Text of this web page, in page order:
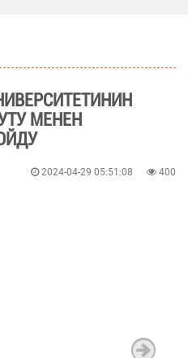
МЕНЕН
2024-04-29 05:51:08 400